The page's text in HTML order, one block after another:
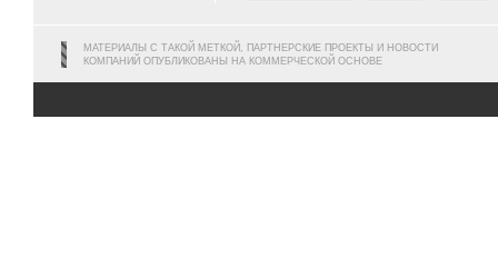
МАТЕРИАЛЫ С ТАКОЙ МЕТКОЙ, ПАРТНЕРСКИЕ ПРОЕКТЫ И НОВОСТИ
КОМПАНИЙ ОПУБЛИКОВАНЫ НА КОММЕРЧЕСКОЙ ОСНОВЕ